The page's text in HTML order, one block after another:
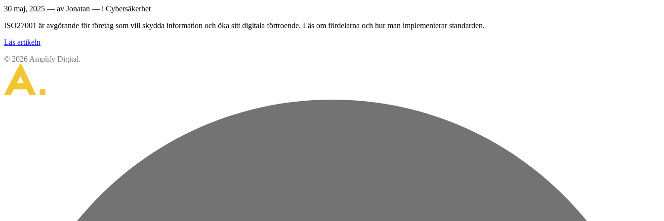
30 maj, 2025 — av Jonatan — i Cybersäkerhet
ISO27001 är avgörande för företag som vill skydda information och öka sitt digitala förtroende. Läs om fördelarna och hur man implementerar standarden.
Läs artikeln
© 2026 Amplify Digital.